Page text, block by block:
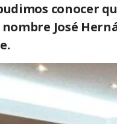
conocer
José